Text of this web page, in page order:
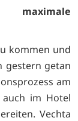
kommen und
gestern getan
am
im Hotel
Vechta